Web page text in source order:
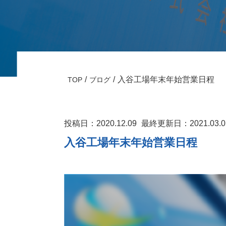
TOP ブログ 入谷工場年末年始営業日程
投稿日：2020.12.09 最終更新日：
入谷工場年末年始営業日程